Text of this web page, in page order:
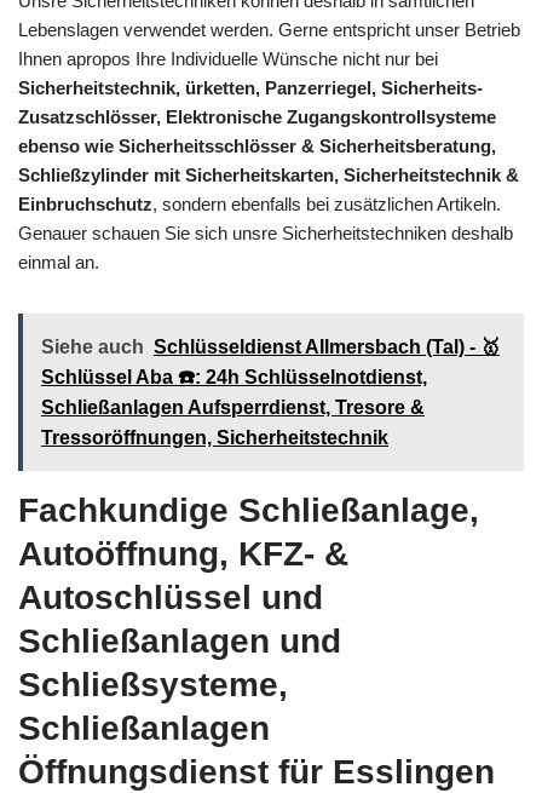
Lebenslagen verwendet werden. Gerne entspricht unser Betrieb
Ihnen apropos Ihre Individuelle Wünsche nicht nur bei
Sicherheitstechnik, ürketten, Panzerriegel, Sicherheits-
Zusatzschlösser, Elektronische Zugangskontrollsysteme
ebenso wie Sicherheitsschlösser & Sicherheitsberatung,
Schließzylinder mit Sicherheitskarten, Sicherheitstechnik &
Einbruchschutz, sondern ebenfalls bei zusätzlichen Artikeln.
Genauer schauen Sie sich unsre Sicherheitstechniken deshalb
einmal an.
Siehe auch Schlüsseldienst Allmersbach (Tal) - 🥇
Schlüssel Aba ☎️: 24h Schlüsselnotdienst,
Schließanlagen Aufsperrdienst, Tresore &
Tressoröffnungen, Sicherheitstechnik
Fachkundige Schließanlage,
Autoöffnung, KFZ- &
Autoschlüssel und
Schließanlagen und
Schließsysteme,
Schließanlagen
Öffnungsdienst für Esslingen